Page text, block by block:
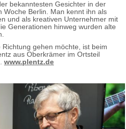
bekanntesten Gesichter in der
Woche Berlin. Man kennt ihn als
und als kreativen Unternehmer mit
Generationen hinweg wurden alte
gehen möchte, ist beim
aus Oberkrämer im Ortsteil
www.plentz.de